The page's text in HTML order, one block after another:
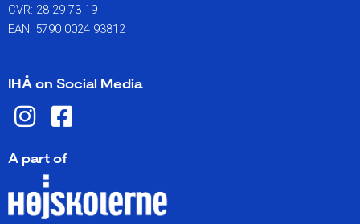
CVR: 28 29 73 19
EAN: 5790 0024 93812
IHÅ on Social Media
I
n
s
a
F
a
c
b
A part of